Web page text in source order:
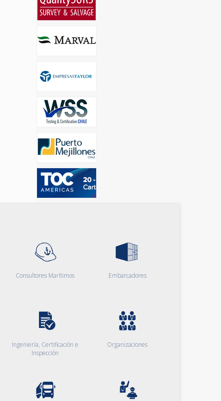
Consultores Marítimos Embarcadores
Ingeniería, Certificación e
Inspección
Organizaciones